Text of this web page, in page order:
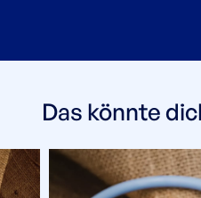
Das könnte